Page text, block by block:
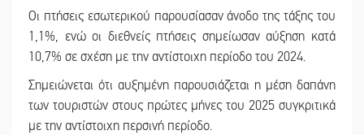
Οι πτήσεις εσωτερικού παρουσίασαν άνοδο της τάξης του
1,1%, ενώ οι διεθνείς πτήσεις σημείωσαν αύξηση κατά
10,7% σε σχέση με την αντίστοιχη περίοδο του 2024.
Σημειώνεται ότι αυξημένη παρουσιάζεται η μέση δαπάνη
των τουριστών στους πρώτες μήνες του 2025 συγκριτικά
με την αντίστοιχη περσινή περίοδο.